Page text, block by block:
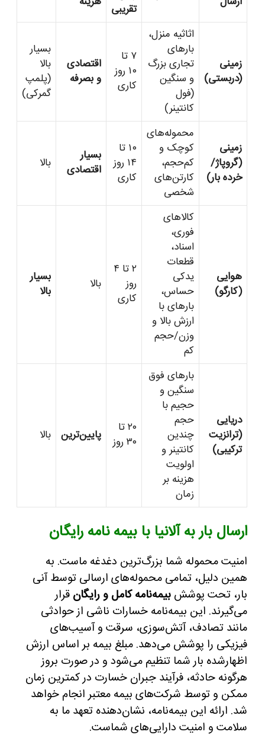
تقریبی
زمینی
(دربستی)
اثاثیه منزل،
بارهای
تجاری بزرگ
و سنگین
(فول
کانتینر)
۷ تا
۱۰ روز
کاری
اقتصادی
و بصرفه
بسیار
بالا
(پلمپ
گمرکی)
زمینی
(گروپاژ/
خرده بار)
محموله‌های
کوچک و
کم‌حجم،
کارتن‌های
شخصی
۱۰ تا
۱۴ روز
کاری
بسیار
اقتصادی
بالا
هوایی
(کارگو)
کالاهای
فوری،
اسناد،
قطعات
یدکی
حساس،
بارهای با
ارزش بالا و
وزن/حجم
کم
۲ تا ۴
روز
کاری
بالا
بسیار
بالا
دریایی
(ترانزیت
ترکیبی)
بارهای فوق
سنگین و
حجیم با
حجم
چندین
کانتینر و
اولویت
هزینه بر
زمان
۲۰ تا
۳۰ روز
پایین‌ترین بالا
ارسال بار به آلانیا با بیمه نامه رایگان
امنیت محموله شما بزرگ‌ترین دغدغه ماست. به
همین دلیل، تمامی محموله‌های ارسالی توسط آنی
بار، تحت پوشش بیمه‌نامه کامل و رایگان قرار
می‌گیرند. این بیمه‌نامه خسارات ناشی از حوادثی
مانند تصادف، آتش‌سوزی، سرقت و آسیب‌های
فیزیکی را پوشش می‌دهد. مبلغ بیمه بر اساس ارزش
اظهارشده بار شما تنظیم می‌شود و در صورت بروز
هرگونه حادثه، فرآیند جبران خسارت در کمترین زمان
ممکن و توسط شرکت‌های بیمه معتبر انجام خواهد
شد. ارائه این بیمه‌نامه، نشان‌دهنده تعهد ما به
سلامت و امنیت دارایی‌های شماست.